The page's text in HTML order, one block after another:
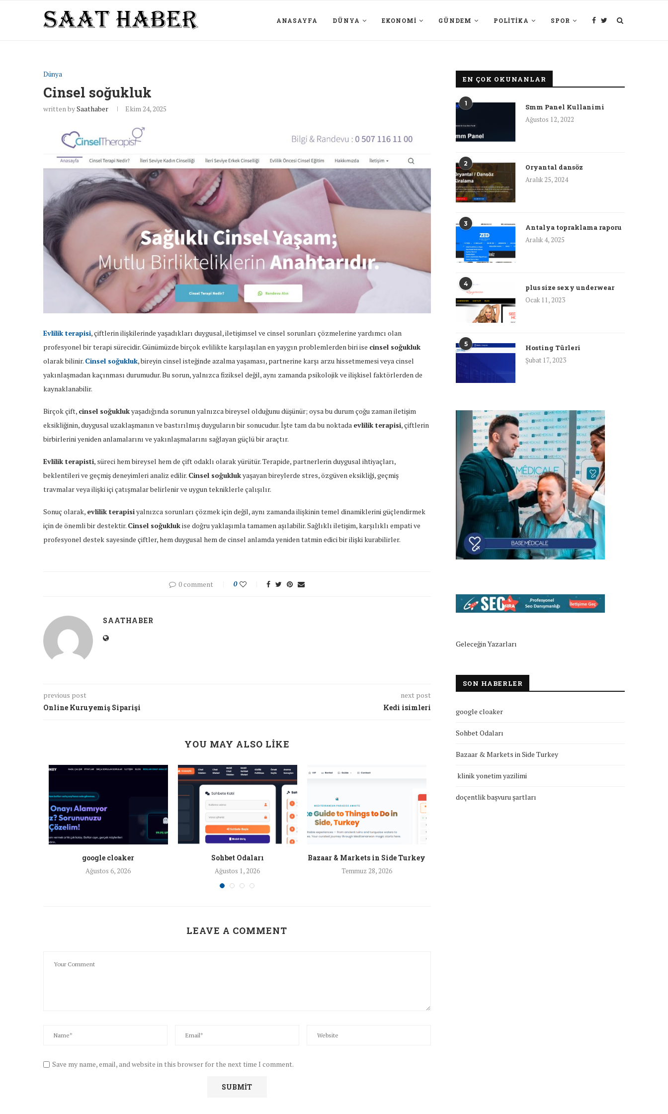
ANASAYFA DÜNYA EKONOMI GÜNDEM POLITIKA SPOR
Dünya
Cinsel soğukluk
written bySaathaber Ekim 24, 2025
Evlilik terapisi, çiftlerin ilişkilerinde yaşadıkları duygusal, iletişimsel ve cinsel sorunları çözmelerine yardımcı olan
profesyonel bir terapi sürecidir. Günümüzde birçok evlilikte karşılaşılan en yaygın problemlerden biri ise cinsel soğukluk
olarak bilinir. Cinsel soğukluk, bireyin cinsel isteğinde azalma yaşaması, partnerine karşı arzu hissetmemesi veya cinsel
yakınlaşmadan kaçınması durumudur. Bu sorun, yalnızca fiziksel değil, aynı zamanda psikolojik ve ilişkisel faktörlerden de
kaynaklanabilir.
Birçok çift, cinsel soğuklukyaşadığında sorunun yalnızca bireysel olduğunu düşünür; oysa bu durum çoğu zaman iletişim
eksikliğinin, duygusal uzaklaşmanın ve bastırılmış duyguların bir sonucudur. İşte tam da bu noktada evlilik terapisi, çiftlerin
birbirlerini yeniden anlamalarını ve yakınlaşmalarını sağlayan güçlü bir araçtır.
Evlilik terapisti, süreci hem bireysel hem de çift odaklı olarak yürütür. Terapide, partnerlerin duygusal ihtiyaçları,
beklentileri ve geçmiş deneyimleri analiz edilir. Cinsel soğuklukyaşayan bireylerde stres, özgüven eksikliği, geçmiş
travmalar veya ilişki içi çatışmalar belirlenir ve uygun tekniklerle çalışılır.
Sonuç olarak, evlilik terapisiyalnızca sorunları çözmek için değil, aynı zamanda ilişkinin temel dinamiklerini güçlendirmek
için de önemli bir destektir. Cinsel soğuklukise doğru yaklaşımla tamamen aşılabilir. Sağlıklı iletişim, karşılıklı empati ve
profesyonel destek sayesinde çiftler, hem duygusal hem de cinsel anlamda yeniden tatmin edici bir ilişki kurabilirler.
0 comment 0
SAATHABER
previous post
Online Kuruyemiş Siparişi
next post
Kedi isimleri
YOU MAY ALSO LIKE
google cloaker
Ağustos 6, 2026
Sohbet Odaları
Ağustos 1, 2026
Bazaar & Markets in Side Turkey
Temmuz 28, 2026
LEAVE A COMMENT
Save my name, email, and website in this browser for the next time I comment.
EN ÇOK OKUNANLAR
1
Smm Panel Kullanimi
Ağustos 12, 2022
2
Oryantal dansöz
Aralık 25, 2024
3
Antalya topraklama raporu
Aralık 4, 2025
4
plus size sexy underwear
Ocak 11, 2023
5
Hosting Türleri
Şubat 17, 2023
Geleceğin Yazarları
SON HABERLER
google cloaker
Sohbet Odaları
Bazaar & Markets in Side Turkey
klinik yonetim yazilimi
doçentlik başvuru şartları